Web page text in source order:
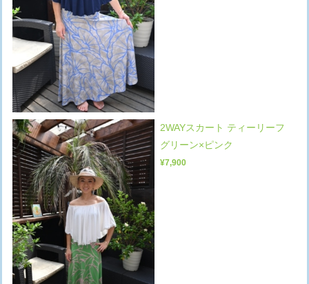
2WAYスカート ティーリーフ
グリーン×ピンク
¥7,900